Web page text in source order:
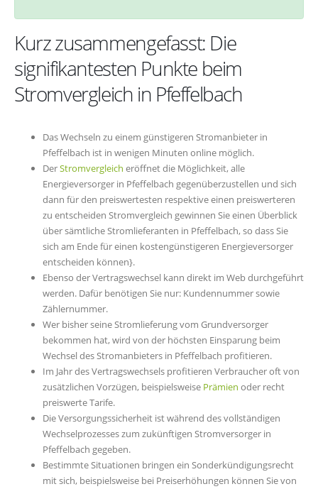
Kurz zusammengefasst: Die
signifikantesten Punkte beim
Stromvergleich in Pfeffelbach
Das Wechseln zu einem günstigeren Stromanbieter in
Pfeffelbach ist in wenigen Minuten online möglich.
DerStromvergleich eröffnet die Möglichkeit, alle
Energieversorger in Pfeffelbach gegenüberzustellen und sich
dann für den preiswertesten respektive einen preiswerteren
zu entscheiden Stromvergleich gewinnen Sie einen Überblick
über sämtliche Stromlieferanten in Pfeffelbach, so dass Sie
sich am Ende für einen kostengünstigeren Energieversorger
entscheiden können}.
Ebenso der Vertragswechsel kann direkt im Web durchgeführt
werden. Dafür benötigen Sie nur: Kundennummer sowie
Zählernummer.
Wer bisher seine Stromlieferung vom Grundversorger
bekommen hat, wird von der höchsten Einsparung beim
Wechsel des Stromanbieters in Pfeffelbach profitieren.
Im Jahr des Vertragswechsels profitieren Verbraucher oft von
zusätzlichen Vorzügen, beispielsweise Prämien oder recht
preiswerte Tarife.
Die Versorgungssicherheit ist während des vollständigen
Wechselprozesses zum zukünftigen Stromversorger in
Pfeffelbach gegeben.
Bestimmte Situationen bringen ein Sonderkündigungsrecht
mit sich, beispielsweise bei Preiserhöhungen können Sie von